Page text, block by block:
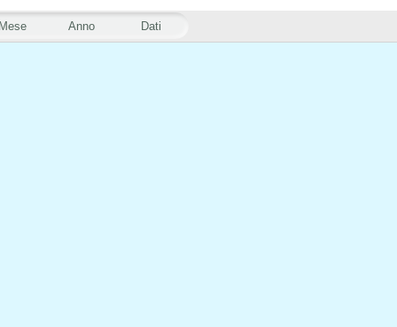
Anno Dati